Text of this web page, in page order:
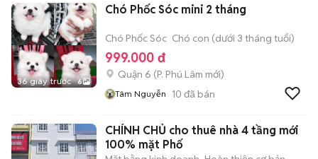
36 giây trước 6
Chó Phốc Sóc mini 2 tháng
Chó Phốc Sóc Chó con (dưới 3 tháng tuổi)
999.000 đ
Quận 6 (P. Phú Lâm mới)
Tâm Nguyễn 10 đã bán
CHÍNH CHỦ cho thuê nhà 4 tầng mới
100% mặt Phố